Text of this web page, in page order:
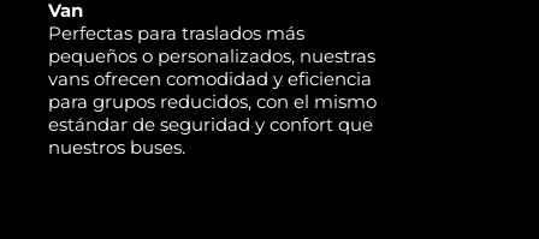
Van
Perfectas para traslados más
pequeños o personalizados, nuestras
vans ofrecen comodidad y eficiencia
para grupos reducidos, con el mismo
estándar de seguridad y confort que
nuestros buses.